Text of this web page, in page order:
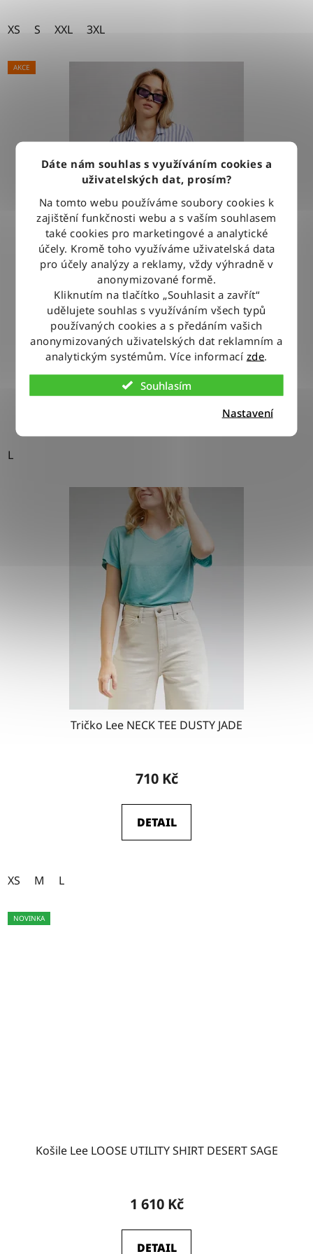
Dáte nám souhlas s využíváním cookies a
uživatelských dat, prosím?
Na tomto webu používáme soubory cookies k
zajištění funkčnosti webu a s vaším souhlasem
také cookies pro marketingové a analytické
účely. Kromě toho využíváme uživatelská data
pro účely analýzy a reklamy, vždy výhradně v
anonymizované formě.
Kliknutím na tlačítko „Souhlasit a zavřít“
udělujete souhlas s využíváním všech typů
používaných cookies a s předáním vašich
anonymizovaných uživatelských dat reklamním a
analytickým systémům. Více informací zde.
Souhlasím
Nastavení
XS S XXL 3XL
AKCE
Košile Lee CAMP SHIRT SURF BLUE
1 490 Kč
DETAIL
L
Tričko Lee NECK TEE DUSTY JADE
710 Kč
DETAIL
XS M L
NOVINKA
Košile Lee LOOSE UTILITY SHIRT DESERT SAGE
1 610 Kč
DETAIL